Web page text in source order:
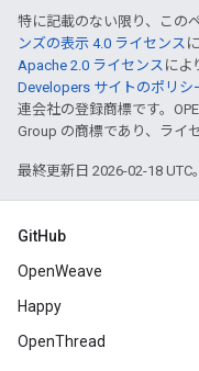
特に記載のない限り、この
ンズの表示 4.0 ライセンス
Apache 2.0 ライセンス によ
Developers サイトのポリシ
連会社の登録商標です。
Group の商標であり、ライ
最終更新日 2026-02-18 UTC。
GitHub
OpenWeave
Happy
OpenThread